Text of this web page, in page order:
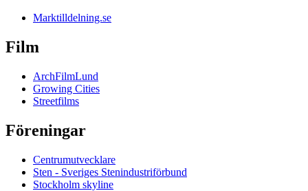
Marktilldelning.se
Film
ArchFilmLund
Growing Cities
Streetfilms
Föreningar
Centrumutvecklare
Sten - Sveriges Stenindustriförbund
Stockholm skyline